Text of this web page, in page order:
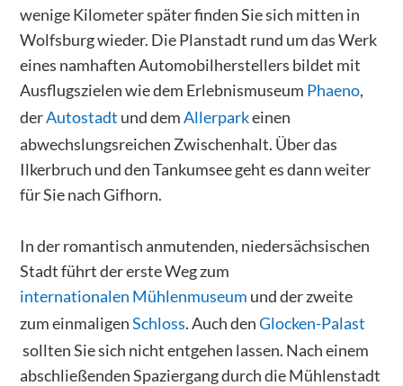
wenige Kilometer später finden Sie sich mitten in
Wolfsburg wieder. Die Planstadt rund um das Werk
eines namhaften Automobilherstellers bildet mit
Ausflugszielen wie dem Erlebnismuseum Phaeno,
derAutostadt und demAllerparkeinen
abwechslungsreichen Zwischenhalt. Über das
Ilkerbruch und den Tankumsee geht es dann weiter
für Sie nach Gifhorn.
In der romantisch anmutenden, niedersächsischen
Stadt führt der erste Weg zum
internationalen Mühlenmuseum und der zweite
zum einmaligenSchloss. Auch denGlocken-Palast
sollten Sie sich nicht entgehen lassen. Nach einem
abschließenden Spaziergang durch die Mühlenstadt